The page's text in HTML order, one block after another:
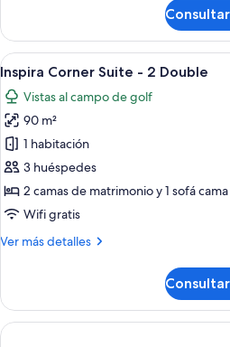
Corner
Suite
-
King
Abrir
todas
las
fotos
de
Inspira
Corner
Suite
2
5
Inspira Corner Suite - 2 Double
Vistas al campo de golf
90 m²
1 habitación
3 huéspedes
2 camas de matrimonio y 1 sofá
Wifi gratis
Ver más detalles
Más
Corner
Suite
-